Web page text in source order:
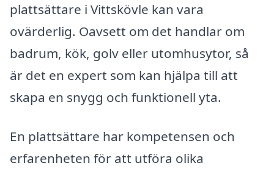
plattsättare i Vittskövle kan vara
ovärderlig. Oavsett om det handlar om
badrum, kök, golv eller utomhusytor, så
är det en expert som kan hjälpa till att
skapa en snygg och funktionell yta.
En plattsättare har kompetensen och
erfarenheten för att utföra olika